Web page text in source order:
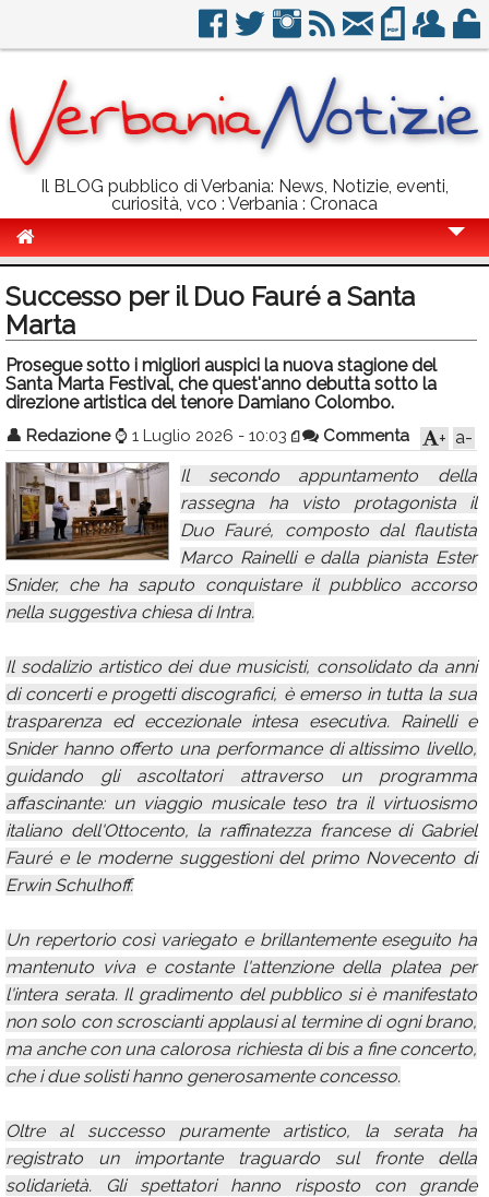
Il BLOG pubblico di Verbania: News, Notizie, eventi,
curiosità, vco : Verbania : Cronaca
Politica
Sport
Eventi
Info Utili
Rubriche
Calendario
Annunci
Successo per il Duo Fauré a Santa
Marta
Prosegue sotto i migliori auspici la nuova stagione del
Santa Marta Festival, che quest'anno debutta sotto la
direzione artistica del tenore Damiano Colombo.
👤 Redazione ⌚ 1 Luglio 2026 - 10:03 Commenta a-
+
Il secondo appuntamento della
rassegna ha visto protagonista il
Duo Fauré, composto dal flautista
Marco Rainelli e dalla pianista Ester
Snider, che ha saputo conquistare il pubblico accorso
nella suggestiva chiesa di Intra.
Il sodalizio artistico dei due musicisti, consolidato da anni
di concerti e progetti discografici, è emerso in tutta la sua
trasparenza ed eccezionale intesa esecutiva. Rainelli e
Snider hanno offerto una performance di altissimo livello,
guidando gli ascoltatori attraverso un programma
affascinante: un viaggio musicale teso tra il virtuosismo
italiano dell'Ottocento, la raffinatezza francese di Gabriel
Fauré e le moderne suggestioni del primo Novecento di
Erwin Schulhoff.
Un repertorio così variegato e brillantemente eseguito ha
mantenuto viva e costante l'attenzione della platea per
l'intera serata. Il gradimento del pubblico si è manifestato
non solo con scroscianti applausi al termine di ogni brano,
ma anche con una calorosa richiesta di bis a fine concerto,
che i due solisti hanno generosamente concesso.
Oltre al successo puramente artistico, la serata ha
registrato un importante traguardo sul fronte della
solidarietà. Gli spettatori hanno risposto con grande